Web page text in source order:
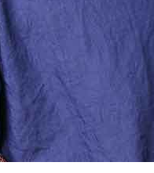
1900
7
25 24
17
7 4